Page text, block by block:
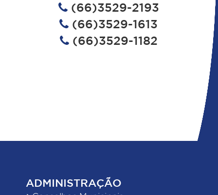
(66)3529-2193
(66)3529-1613
(66)3529-1182
ADMINISTRAÇÃO